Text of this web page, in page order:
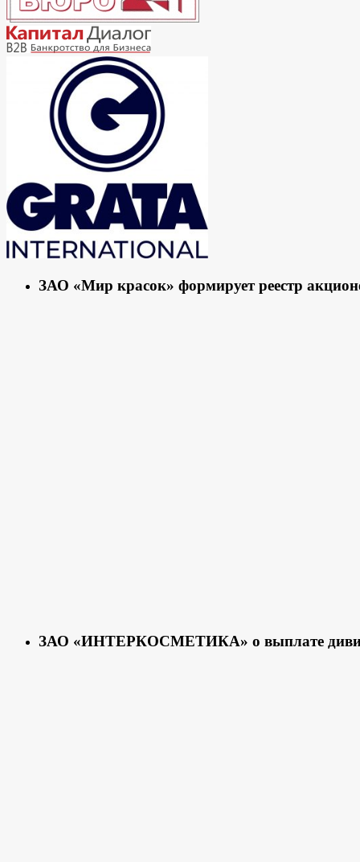
ЗАО «Мир красок» формирует реестр
ЗАО «ИНТЕРКОСМЕТИКА» о выплате